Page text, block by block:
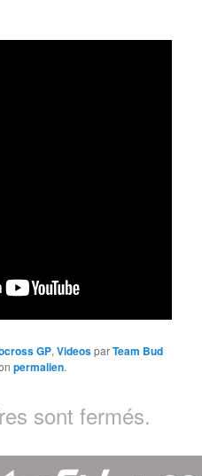
GP,VideosparTeam Bud
permalien.
sont fermés.